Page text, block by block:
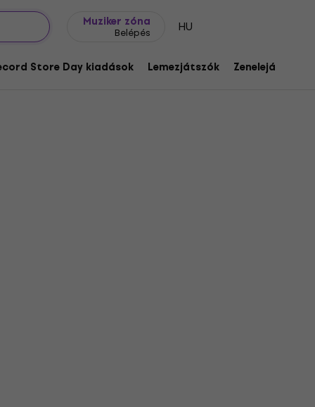
Muziker zóna
Belépés HU
Store Day kiadások Lemezjátszók Zenelejátszók